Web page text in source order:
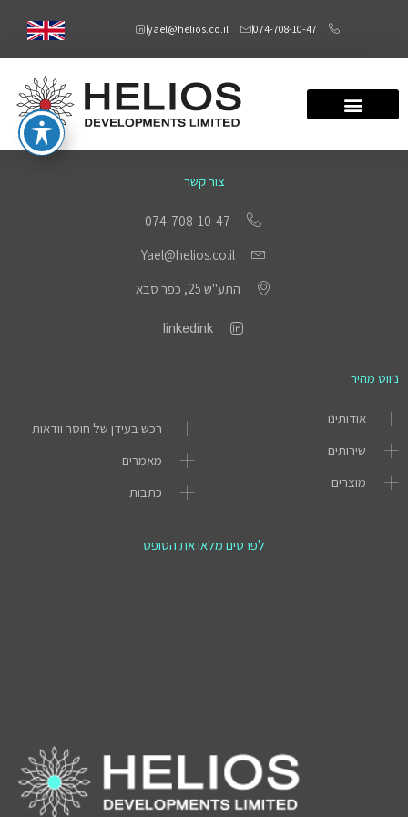
074-708-10-47
yael@helios.co.il
צור קשר
074-708-10-47
Yael@helios.co.il
התע"ש 25, כפר סבא
linkedink
ניווט מהיר
אודותינו
שירותים
מוצרים
רכש בעידן של חוסר וודאות
מאמרים
כתבות
לפרטים מלאו את הטופס